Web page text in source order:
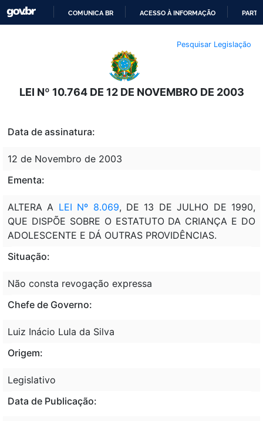
O
CONTEÚDO
COMUNICA BR ACESSO À INFORMAÇÃO
Pesquisar Legislação
LEI Nº 10.764 DE 12 DE NOVEMBRO DE 2003
Data de assinatura:
12 de Novembro de 2003
Ementa:
ALTERA A LEI Nº 8.069, DE 13 DE JULHO DE 1990,
QUE DISPÕE SOBRE O ESTATUTO DA CRIANÇA E DO
ADOLESCENTE E DÁ OUTRAS PROVIDÊNCIAS.
Situação:
Não consta revogação expressa
Chefe de Governo:
Luiz Inácio Lula da Silva
Origem:
Legislativo
Data de Publicação: